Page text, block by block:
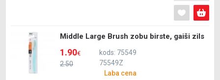
Middle Large Brush zobu birste, gaiši zils
2.50
1.90€
kods: 75549
75549Z
Laba cena